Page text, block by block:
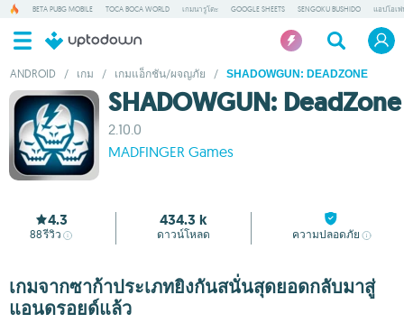
BETA PUBG MOBILE TOCA BOCA WORLD เกมนารูโตะ GOOGLE SHEETS SENGOKU BUSHIDO แอปโอเ
ANDROID / เกม / เกมแอ็กชัน/ผจญภัย / SHADOWGUN: DEADZONE
SHADOWGUN: DeadZone
2.10.0
MADFINGER Games
4.3
88รีวิว
434.3 k
ดาวน์โหลด ความปลอดภัย
เกมจากซาก้าประเภทยิงกันสนั่นสุดยอดกลับมาสู่
แอนดรอยด์แล้ว